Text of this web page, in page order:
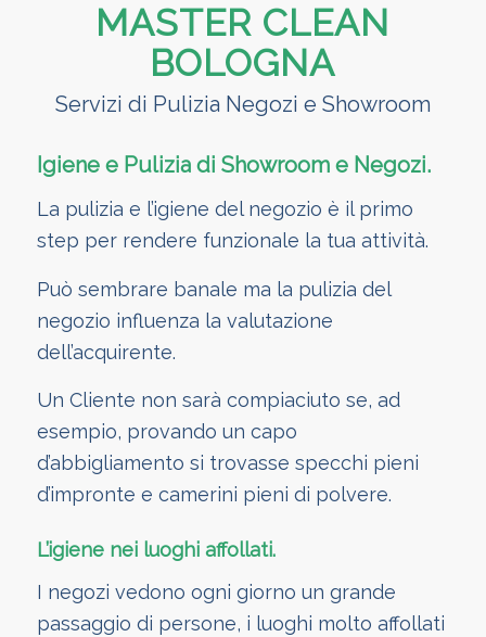
MASTER CLEAN
BOLOGNA
Servizi di Pulizia Negozi e Showroom
Igiene e Pulizia di Showroom e Negozi.
La pulizia e l’igiene del negozio è il primo
step per rendere funzionale la tua attività.
Può sembrare banale ma la pulizia del
negozio influenza la valutazione
dell’acquirente.
Un Cliente non sarà compiaciuto se, ad
esempio, provando un capo
d’abbigliamento si trovasse specchi pieni
d’impronte e camerini pieni di polvere.
L’igiene nei luoghi affollati.
I negozi vedono ogni giorno un grande
passaggio di persone, i luoghi molto affollati